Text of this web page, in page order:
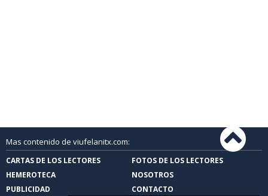
Mas contenido de viufelanitx.com:
CARTAS DE LOS LECTORES
FOTOS DE LOS LECTORES
HEMEROTECA
NOSOTROS
PUBLICIDAD
CONTACTO